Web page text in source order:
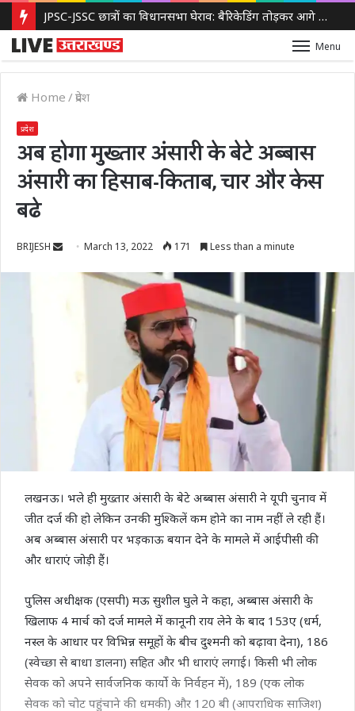
JPSC-JSSC छात्रों का विधानसभा घेराव: बैरिकेडिंग तोड़कर आगे बढ़े प्रदर्शनकारी, पुलिस ने किया लाठीचार्ज और आंसू गैस का इस्तेमाल
Menu
Home /प्रदेश
प्रदेश
अब होगा मुख्तार अंसारी के बेटे अब्बास
अंसारी का हिसाब-किताब, चार और केस
बढे
BRIJESH
SendMarch 13, 2022 171 Less than a minute
लखनऊ। भले ही मुख्तार अंसारी के बेटे अब्बास अंसारी ने यूपी चुनाव में
जीत दर्ज की हो लेकिन उनकी मुश्किलें कम होने का नाम नहीं ले रही हैं।
अब अब्बास अंसारी पर भड़काऊ बयान देने के मामले में आईपीसी की
और धाराएं जोड़ी हैं।
पुलिस अधीक्षक (एसपी) मऊ सुशील घुले ने कहा, अब्बास अंसारी के
खिलाफ 4 मार्च को दर्ज मामले में कानूनी राय लेने के बाद 153ए (धर्म,
नस्ल के आधार पर विभिन्न समूहों के बीच दुश्मनी को बढ़ावा देना), 186
(स्वेच्छा से बाधा डालना) सहित और भी धाराएं लगाई। किसी भी लोक
सेवक को अपने सार्वजनिक कार्यो के निर्वहन में), 189 (एक लोक
सेवक को चोट पहुंचाने की धमकी) और 120 बी (आपराधिक साजिश)